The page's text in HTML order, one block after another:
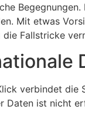
Mit etwas
Fallstricke
verbindet die
Daten ist nicht